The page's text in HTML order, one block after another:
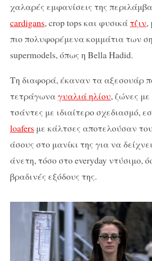
χαλαρές εμφανίσεις της
cardigans, crop tops και φυσικάτζιν,
πιο πολυφορέμενα κομμάτια των
supermodels, όπως η Bella Hadid.
Τη διαφορά, έκαναν τα αξεσουάρ
τετράγωναγυαλιά ηλίου, ζώνες
τσάντες με ιδιαίτερο σχεδιασμό,
loafers με κάλτσες αποτελούσαν
άσους στο μανίκι της για να
άνετη, τόσο στο everyday ντύσιμο,
βραδινές εξόδους της.